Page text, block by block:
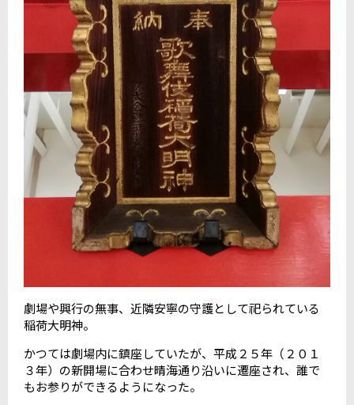
劇場や興行の無事、近隣安寧の守護として祀られている
稲荷大明神。
かつては劇場内に鎮座していたが、平成２５年（２０１
３年）の新開場に合わせ晴海通り沿いに遷座され、誰で
もお参りができるようになった。